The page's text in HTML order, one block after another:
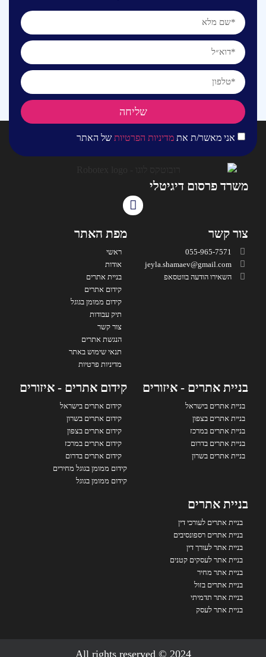
אני מאשר/ת את מדיניות הפרטיות של האתר
שליחה
משרד פרסום דיגיטלי
צור קשר
055-965-7571
jeyla.shamaev@gmail.com
השאירו הודעה בווטסאפ
מפת האתר
ראשי
אודות
בניית אתרים
קידום אתרים
קידום ממומן בגוגל
תיק עבודות
צור קשר
הנגשת אתרים
תנאי שימוש באתר
מדיניות פרטיות
בניית אתרים - איזורים
בניית אתרים בישראל
בניית אתרים בצפון
בניית אתרים במרכז
בניית אתרים בדרום
בניית אתרים בשרון
קידום אתרים - איזורים
קידום אתרים בישראל
קידום אתרים בשרון
קידום אתרים בצפון
קידום אתרים במרכז
קידום אתרים בדרום
קידום ממומן בגוגל מחירים
קידום ממומן בגוגל
בניית אתרים
בניית אתרים לעורכי דין
בניית אתרים רספונסיבים
בניית אתר לעורך דין
בניית אתר לעסקים קטנים
בניית אתר מחיר
בניית אתרים בזול
בניית אתר תדמיתי
בניית אתר לעסק
2024 © All rights reserved